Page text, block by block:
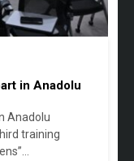
in Anadolu
Anadolu
training